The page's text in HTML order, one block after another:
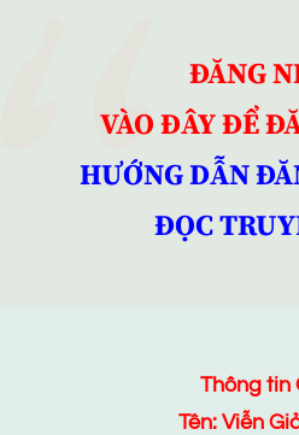
ĐĂNG
VÀO ĐÂY ĐỂ
HƯỚNG DẪN
ĐỌC
Thông tin
Tên: Viễn